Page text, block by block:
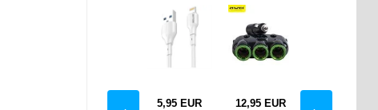
kaapeli - 1m -
Valkoinen
5,95 EUR
tupakansytyti
jakaja
12,95 EUR